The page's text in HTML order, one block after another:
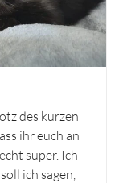
des kurzen
ihr euch an
super. Ich
ich sagen,